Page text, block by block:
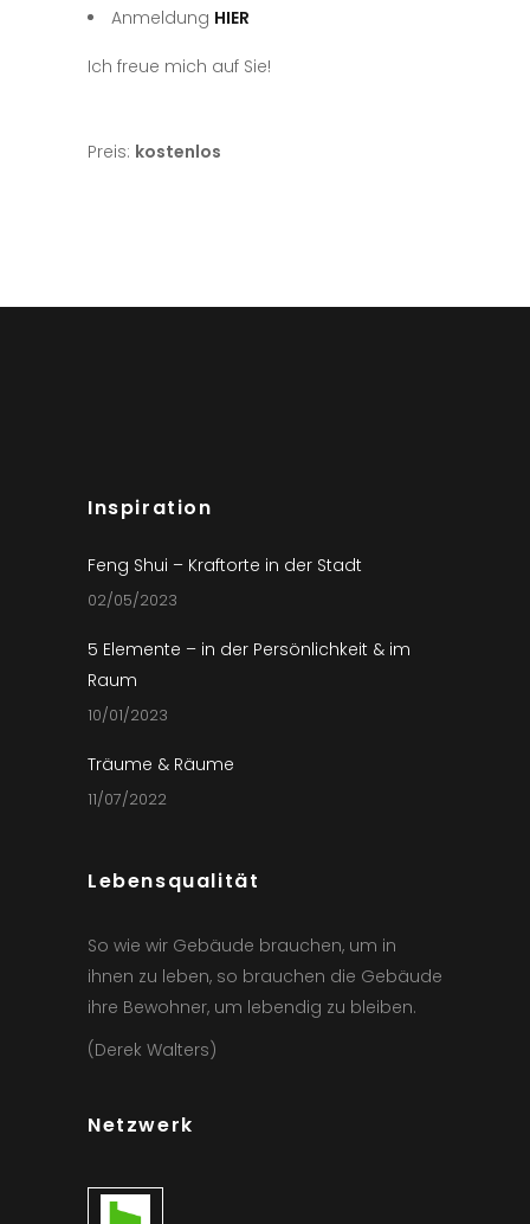
Anmeldung HIER
Ich freue mich auf Sie!
Preis: kostenlos
Inspiration
Feng Shui – Kraftorte in der Stadt
02/05/2023
5 Elemente – in der Persönlichkeit & im
Raum
10/01/2023
Träume & Räume
11/07/2022
Lebensqualität
So wie wir Gebäude brauchen, um in
ihnen zu leben, so brauchen die Gebäude
ihre Bewohner, um lebendig zu bleiben.
(Derek Walters)
Netzwerk